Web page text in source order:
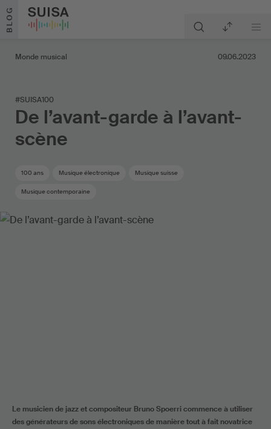
Aller au contenu
BLOG
Monde musical 09.06.2023
#SUISA100
De l’avant-garde à l’avant-
scène
100 ans Musique électronique Musique suisse
Musique contemporaine
Le musicien de jazz et compositeur Bruno Spoerri commence à utiliser
des générateurs de sons électroniques de manière tout à fait novatrice